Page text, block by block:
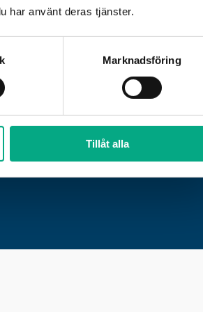
har använt deras tjänster.
Marknadsföring
Tillåt alla